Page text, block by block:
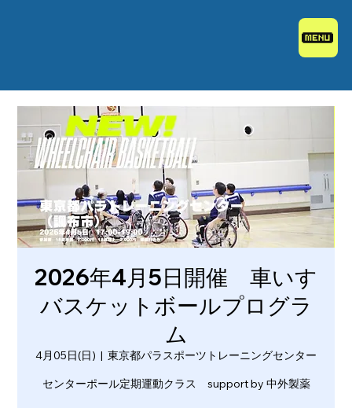
2026年4月5日開催 車いす
バスケットボールプログラ
ム
4月05日(日)
  |
東京都パラスポーツトレーニングセンター
センターポール定期運動クラス support by 中外製薬